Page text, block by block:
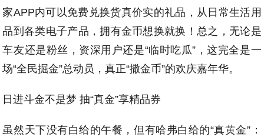
家APP内可以免费兑换货真价实的礼品，从日常生活用
品到各类电子产品，拥有金币想换就换！总之，无论是
车友还是粉丝，资深用户还是“临时吃瓜”，这完全是一
场“全民掘金”总动员，真正“撒金币”的欢庆嘉年华。
日进斗金不是梦 抽“真金”享精品券
虽然天下没有白给的午餐，但有哈弗白给的“真黄金”：